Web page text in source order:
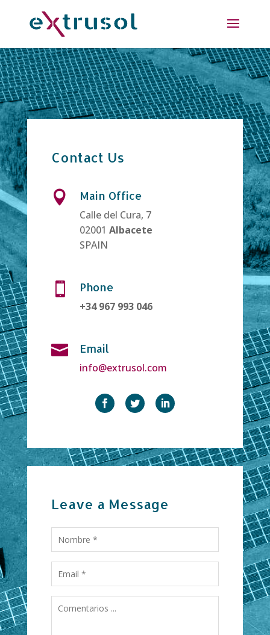
Contact Us
 Main Office
Calle del Cura, 7
02001 Albacete
SPAIN
 Phone
+34 967 993 046
 Email
info@extrusol.com
Leave a Message